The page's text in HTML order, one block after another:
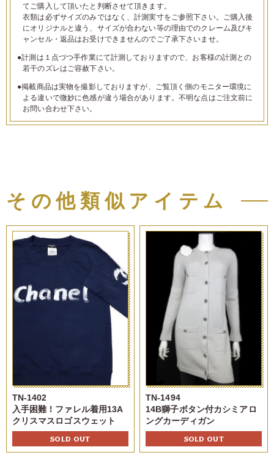
てご購入して頂いたと判断させて頂きます。
衣類は必ずサイズのみではなく、計測実寸をご参照下さい。ご購入後
にオリジナルと違う、サイズが合わない等の理由でのクレーム及びキ
ャンセル・返品はお受けできませんのでご了承下さいませ。
●計測は１点づつ手作業にて計測しておりますので、お客様の計測との
若干のズレはご容赦下さい。
●掲載商品は実物を撮影しておりますが、ご覧頂く側のモニター環境に
よる違いで微妙に色感が違う場合があります。不明な点はご注文前に
お問い合わせ下さい。
その他類似アイテム
TN-1402
入手困難！ファレル着用13A
クリスマスロゴスウェット
SOLD OUT
TN-1494
14B獅子ボタン付カシミアロ
ングカーディガン
SOLD OUT